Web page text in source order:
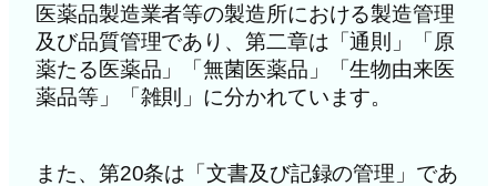
医薬品製造業者等の製造所における製造管理
及び品質管理であり、第二章は「通則」「原
薬たる医薬品」「無菌医薬品」「生物由来医
薬品等」「雑則」に分かれています。
また、第20条は「文書及び記録の管理」であ